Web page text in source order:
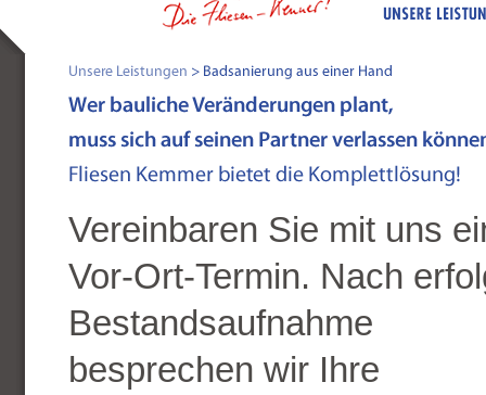
Vereinbaren Sie mit uns
Vor-Ort-Termin. Nach
Bestandsaufnahme
besprechen wir Ihre